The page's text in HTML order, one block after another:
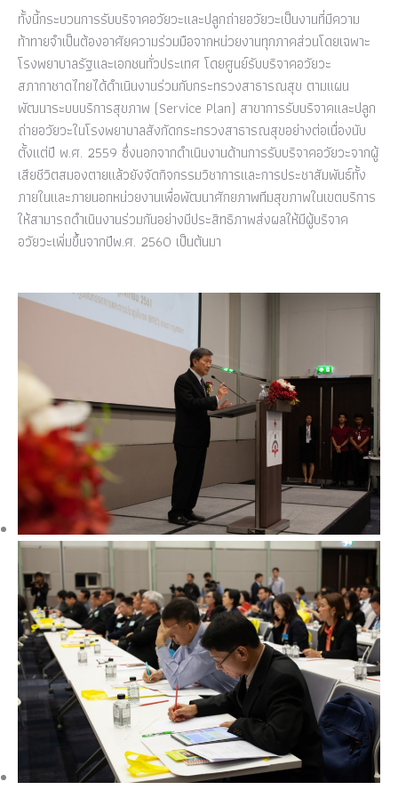
ทั้งนี้กระบวนการรับบริจาคอวัยวะและปลูกถ่ายอวัยวะเป็นงานที่มีความ
ท้าทายจำเป็นต้องอาศัยความร่วมมือจากหน่วยงานทุกภาคส่วนโดยเฉพาะ
โรงพยาบาลรัฐและเอกชนทั่วประเทศ โดยศูนย์รับบริจาคอวัยวะ
สภากาชาดไทยได้ดำเนินงานร่วมกับกระทรวงสาธารณสุข ตามแผน
พัฒนาระบบบริการสุขภาพ (Service Plan) สาขาการรับบริจาคและปลูก
ถ่ายอวัยวะในโรงพยาบาลสังกัดกระทรวงสาธารณสุขอย่างต่อเนื่องนับ
ตั้งแต่ปี พ.ศ. 2559 ซึ่งนอกจากดำเนินงานด้านการรับบริจาคอวัยวะจากผู้
เสียชีวิตสมองตายแล้วยังจัดกิจกรรมวิชาการและการประชาสัมพันธ์ทั้ง
ภายในและภายนอกหน่วยงานเพื่อพัฒนาศักยภาพทีมสุขภาพในเขตบริการ
ให้สามารถดำเนินงานร่วมกันอย่างมีประสิทธิภาพส่งผลให้มีผู้บริจาค
อวัยวะเพิ่มขึ้นจากปีพ.ศ. 2560 เป็นต้นมา